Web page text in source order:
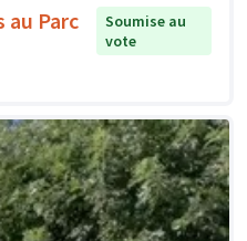
Parc
Soumise au
vote